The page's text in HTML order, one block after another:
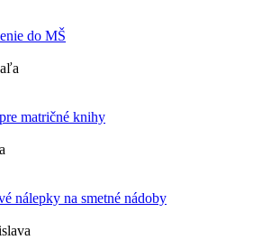
do MŠ
matričné knihy
nálepky na smetné nádoby